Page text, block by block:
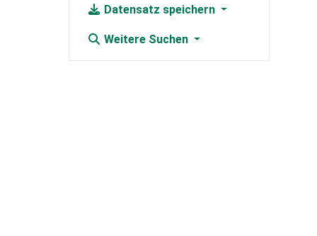
Datensatz speichern
Weitere Suchen